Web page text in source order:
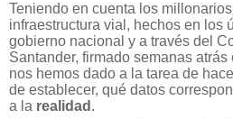
Teniendo en cuenta los
infraestructura vial, hechos en los
gobierno nacional y a través del
Santander, firmado semanas
nos hemos dado a la tarea de
de establecer, qué datos
a la realidad .